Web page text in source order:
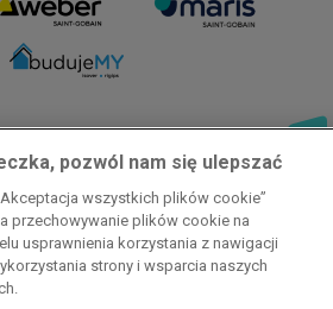
Skontaktuj się z nami
pozwól nam się ulepszać
wszystkich plików cookie”
przechowywanie plików cookie na
usprawnienia korzystania z nawigacji
strony i wsparcia naszych